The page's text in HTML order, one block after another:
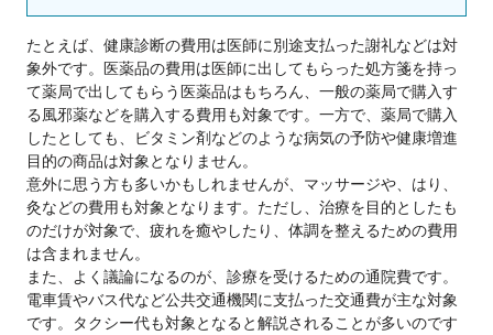
たとえば、健康診断の費用は医師に別途支払った謝礼などは対
象外です。医薬品の費用は医師に出してもらった処方箋を持っ
て薬局で出してもらう医薬品はもちろん、一般の薬局で購入す
る風邪薬などを購入する費用も対象です。一方で、薬局で購入
したとしても、ビタミン剤などのような病気の予防や健康増進
目的の商品は対象となりません。
意外に思う方も多いかもしれませんが、マッサージや、はり、
灸などの費用も対象となります。ただし、治療を目的としたも
のだけが対象で、疲れを癒やしたり、体調を整えるための費用
は含まれません。
また、よく議論になるのが、診療を受けるための通院費です。
電車賃やバス代など公共交通機関に支払った交通費が主な対象
です。タクシー代も対象となると解説されることが多いのです